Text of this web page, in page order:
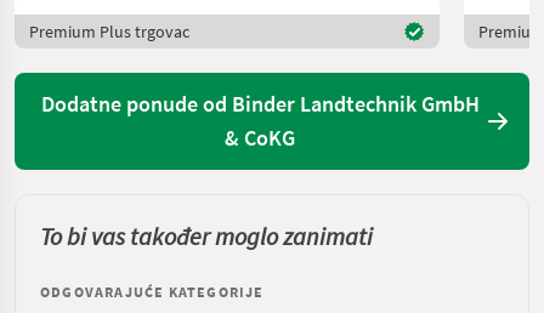
Premium Plus trgovac
Dodatne ponude od Binder Landtechnik GmbH
& CoKG
To bi vas također moglo zanimati
ODGOVARAJUĆE KATEGORIJE